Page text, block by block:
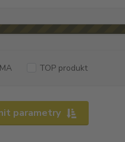
parametry
TOP produkt